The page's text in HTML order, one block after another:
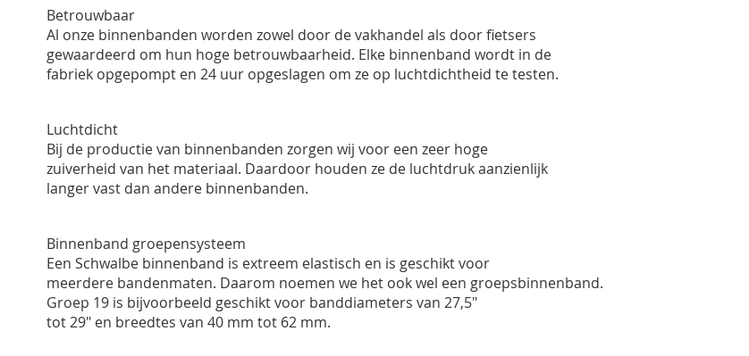
de
afbeeldingen-
gallerij
Betrouwbaar
Al onze binnenbanden worden zowel door de vakhandel als door fietsers
gewaardeerd om hun hoge betrouwbaarheid. Elke binnenband wordt in de
fabriek opgepompt en 24 uur opgeslagen om ze op luchtdichtheid tetesten.
Luchtdicht
Bij de productie van binnenbanden zorgen wij voor een zeer hoge
zuiverheid van het materiaal. Daardoor houden ze de luchtdruk aanzienlijk
langer vast dan andere binnenbanden.
Binnenband groepensysteem
Een Schwalbe binnenband is extreem elastisch en is geschikt voor
meerdere bandenmaten. Daarom noemen we het ook wel een groepsbinnenband.
Groep 19 is bijvoorbeeld geschikt voor banddiameters van 27,5"
tot 29" en breedtes van 40 mm tot 62 mm.